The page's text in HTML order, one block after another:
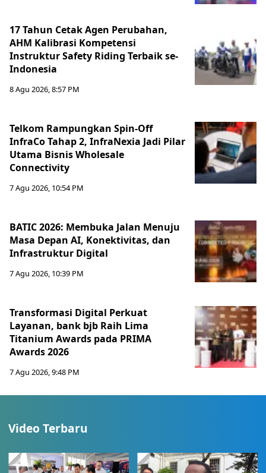
17 Tahun Cetak Agen Perubahan,
AHM Kalibrasi Kompetensi
Instruktur Safety Riding Terbaik se-
Indonesia
8 Agu 2026, 8:57 PM
Telkom Rampungkan Spin-Off
InfraCo Tahap 2, InfraNexia Jadi Pilar
Utama Bisnis Wholesale
Connectivity
7 Agu 2026, 10:54 PM
BATIC 2026: Membuka Jalan Menuju
Masa Depan AI, Konektivitas, dan
Infrastruktur Digital
7 Agu 2026, 10:39 PM
Transformasi Digital Perkuat
Layanan, bank bjb Raih Lima
Titanium Awards pada PRIMA
Awards 2026
7 Agu 2026, 9:48 PM
Video Terbaru